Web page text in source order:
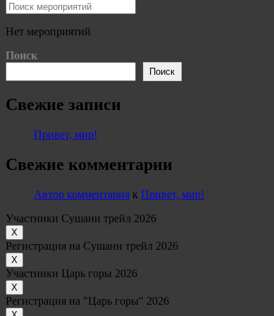
Нет мероприятий
Поиск
Поиск
Свежие записи
Привет, мир!
Свежие комментарии
Автор комментария к Привет, мир!
Участники Сушани трейл 2026
Х
Регистрация на Сушани трейл 2026
Х
Участники Царь горы 2026
Х
Регистрация на "Царь горы" 2026